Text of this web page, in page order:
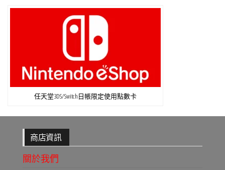
任天堂3DS/Switch日帳限定使用點數卡
商店資訊
關於我們